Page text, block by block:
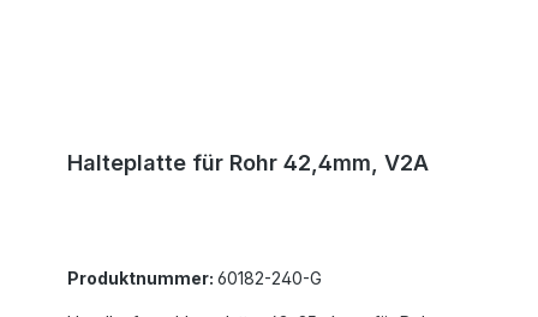
Halteplatte für Rohr 42,4mm, V2A
Produktnummer: 60182-240-G